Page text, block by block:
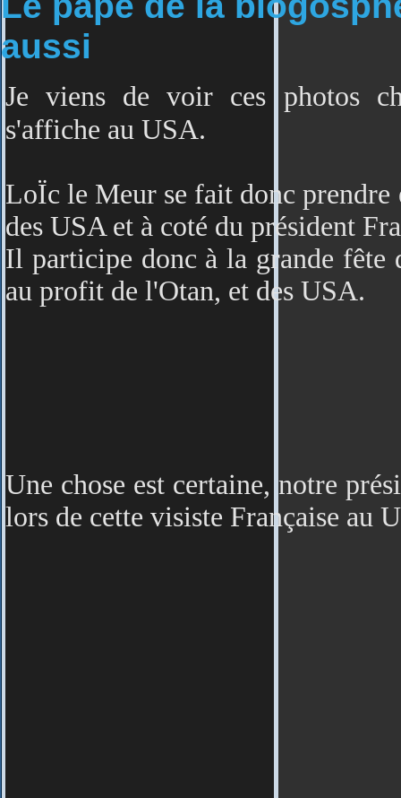
aussi
Je viens de voir ces photos
s'affiche au USA.
LoÏc le Meur se fait donc prendre
des USA et à coté du président
Il participe donc à la grande fête
au profit de l'Otan, et des USA.
Une chose est certaine, notre
lors de cette visiste Française au